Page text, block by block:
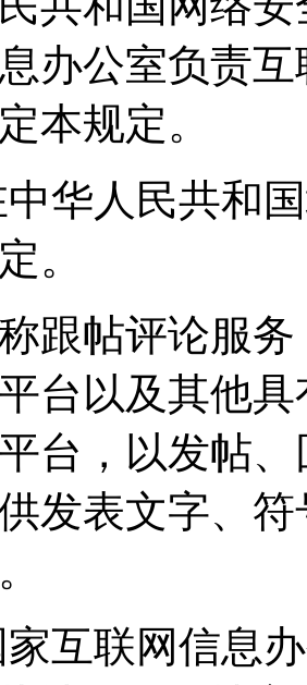
办公室负责
本规定。
华人民共和
。
跟帖评论服
台以及其他
台，以发帖
发表文字、
互联网信息